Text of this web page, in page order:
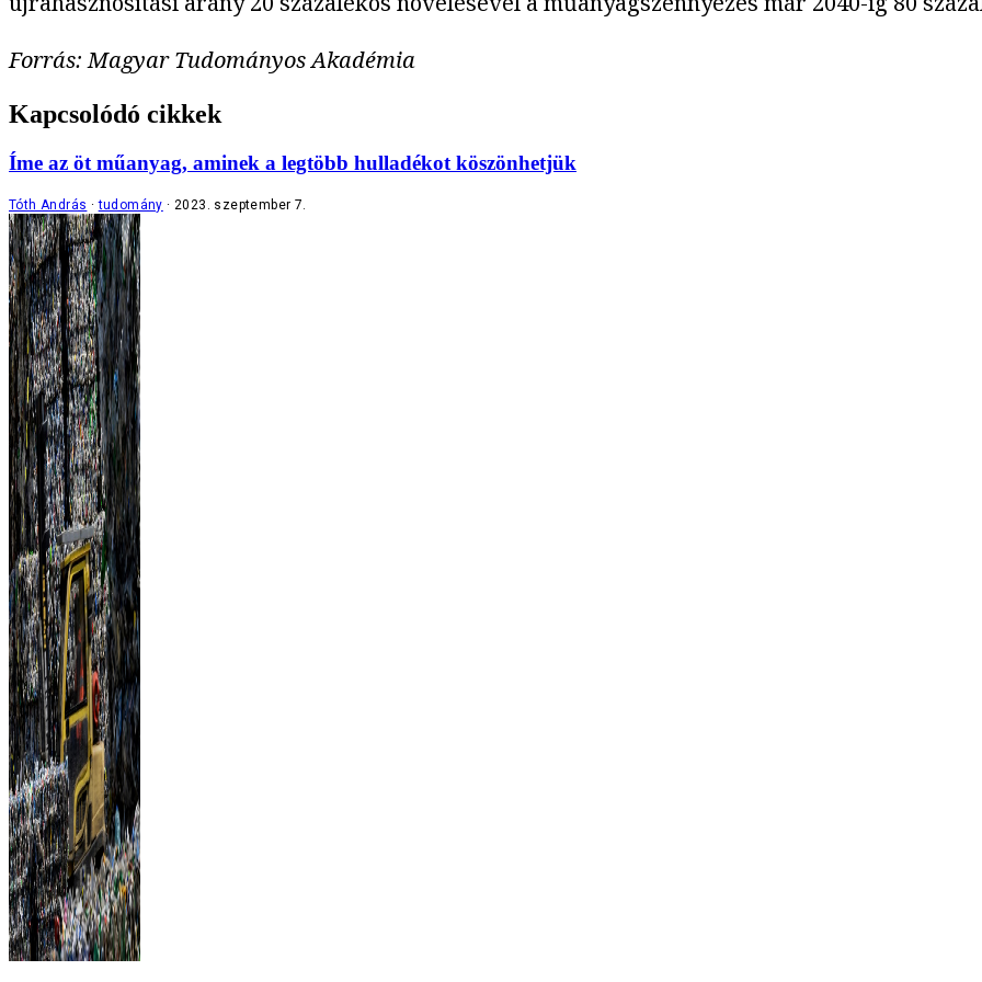
Forrás: Magyar Tudományos Akadémia
Kapcsolódó cikkek
Íme az öt műanyag, aminek a legtöbb hulladékot köszönhetjük
Tóth András tudomány 2023. szeptember 7.